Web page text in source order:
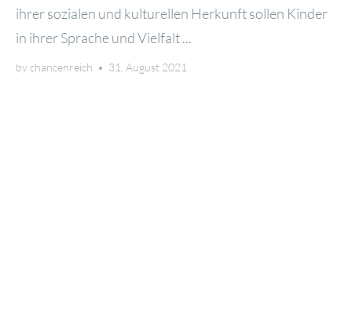
ihrer sozia­len und kul­tu­rel­len Her­kunft sol­len Kin­der
in ihrer Spra­che und Viel­falt ...
bychancenreich • 31. August 2021